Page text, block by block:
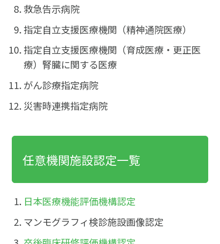
救急告示病院
指定自立支援医療機関（精神通院医療）
指定自立支援医療機関（育成医療・更正医
療）腎臓に関する医療
がん診療指定病院
災害時連携指定病院
任意機関施設認定一覧
日本医療機能評価機構認定
マンモグラフィ検診施設画像認定